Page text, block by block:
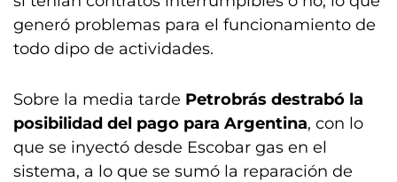
generó problemas para el funcionamiento de
todo dipo de actividades.
Sobre la media tarde Petrobrás destrabó la
posibilidad del pago para Argentina, con lo
que se inyectó desde Escobar gas en el
sistema, a lo que se sumó la reparación de